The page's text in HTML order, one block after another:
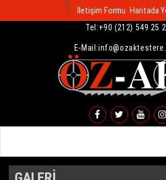
Tel:+90 (212) 549 25
İletişim Formu Haritada
E-Mail: